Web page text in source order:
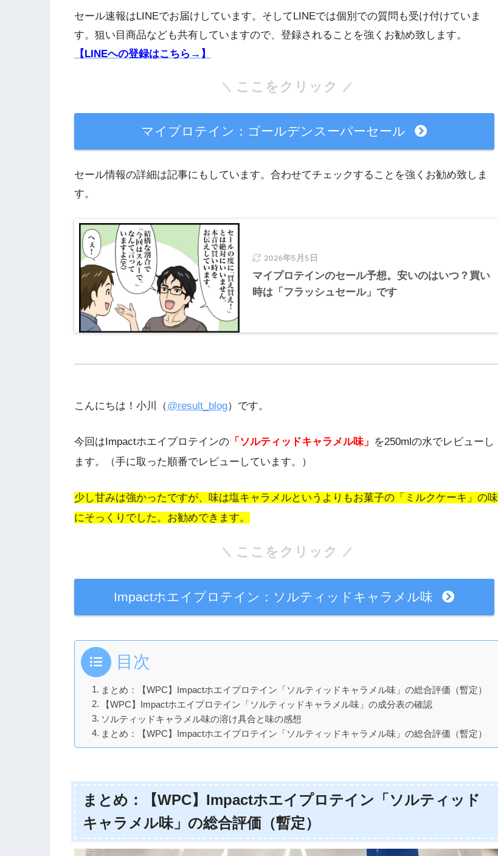
セール速報はLINEでお届けしています。そしてLINEでは個別での質問も受け付けていま
す。狙い目商品なども共有していますので、登録されることを強くお勧め致します。
【LINEへの登録はこちら→】
ここをクリック
マイプロテイン：ゴールデンスーパーセール
セール情報の詳細は記事にもしています。合わせてチェックすることを強くお勧め致しま
す。
2026年5月5日
マイプロテインのセール予想。安いのはいつ？買い
時は「フラッシュセール」です
こんにちは！小川（@result_blog）です。
今回はImpactホエイプロテインの 「ソルティッドキャラメル味」 を250mlの水でレビューし
ます。（手に取った順番でレビューしています。）
少し甘みは強かったですが、味は塩キャラメルというよりもお菓子の「ミルクケーキ」の味
にそっくりでした。お勧めできます。
ここをクリック
Impactホエイプロテイン：ソルティッドキャラメル味
目次
まとめ：【WPC】Impactホエイプロテイン「ソルティッドキャラメル味」の総合評価（暫定）
【WPC】Impactホエイプロテイン「ソルティッドキャラメル味」の成分表の確認
ソルティッドキャラメル味の溶け具合と味の感想
まとめ：【WPC】Impactホエイプロテイン「ソルティッドキャラメル味」の総合評価（暫定）
まとめ：【WPC】Impactホエイプロテイン「ソルティッド
キャラメル味」の総合評価（暫定）